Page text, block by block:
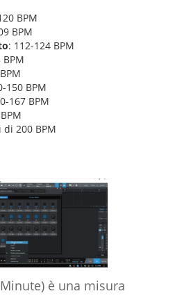
BPM
BPM
: 112-124 BPM
BPM
150 BPM
167 BPM
di 200 BPM
è una misura